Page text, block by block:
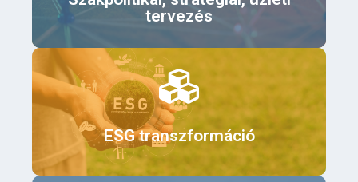
tervezés
ESG transzformáció
Érdekel